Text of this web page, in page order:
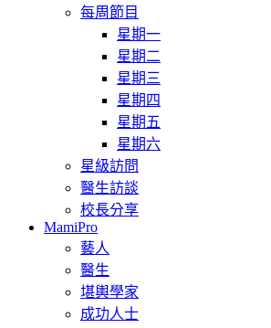
每周節目
星期一
星期二
星期三
星期四
星期五
星期六
星級訪問
醫生訪談
校長分享
MamiPro
藝人
醫生
堪輿學家
成功人士